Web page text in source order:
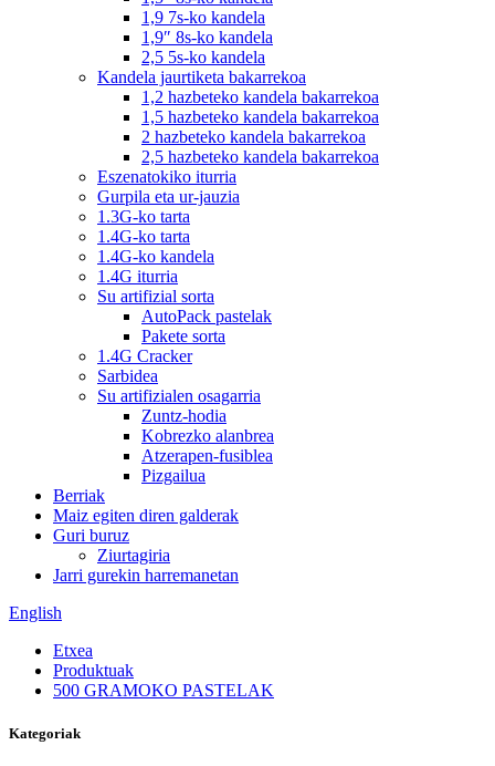
1,9 7s-ko kandela
1,9″ 8s-ko kandela
2,5 5s-ko kandela
Kandela jaurtiketa bakarrekoa
1,2 hazbeteko kandela bakarrekoa
1,5 hazbeteko kandela bakarrekoa
2 hazbeteko kandela bakarrekoa
2,5 hazbeteko kandela bakarrekoa
Eszenatokiko iturria
Gurpila eta ur-jauzia
1.3G-ko tarta
1.4G-ko tarta
1.4G-ko kandela
1.4G iturria
Su artifizial sorta
AutoPack pastelak
Pakete sorta
1.4G Cracker
Sarbidea
Su artifizialen osagarria
Zuntz-hodia
Kobrezko alanbrea
Atzerapen-fusiblea
Pizgailua
Berriak
Maiz egiten diren galderak
Guri buruz
Ziurtagiria
Jarri gurekin harremanetan
English
Etxea
Produktuak
500 GRAMOKO PASTELAK
Kategoriak